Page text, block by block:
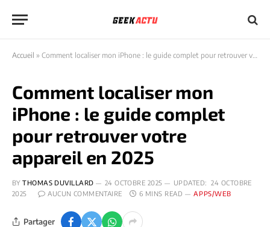
Accueil » Comment localiser mon iPhone : le guide complet pour retrouver votre appareil en 2025
Comment localiser mon
iPhone : le guide complet
pour retrouver votre
appareil en 2025
BY THOMAS DUVILLARD 24 OCTOBRE 2025 UPDATED:
24 OCTOBRE
2025
AUCUN COMMENTAIRE 6 MINS READ APPS/WEB
Partager